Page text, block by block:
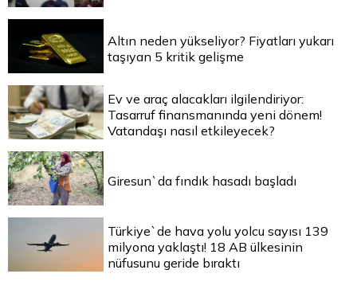
Altın neden yükseliyor? Fiyatları yukarı
taşıyan 5 kritik gelişme
Ev ve araç alacakları ilgilendiriyor:
Tasarruf finansmanında yeni dönem!
Vatandaşı nasıl etkileyecek?
Giresun`da fındık hasadı başladı
Türkiye`de hava yolu yolcu sayısı 139
milyona yaklaştı! 18 AB ülkesinin
nüfusunu geride bıraktı